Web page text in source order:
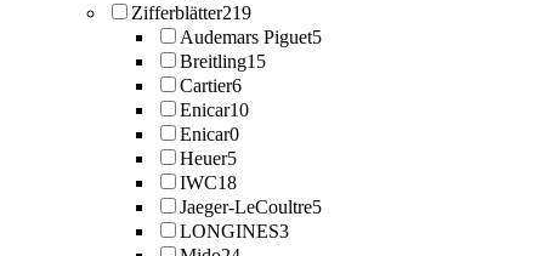
Zifferblätter219
Audemars Piguet5
Breitling15
Cartier6
Enicar10
Enicar0
Heuer5
IWC18
Jaeger-LeCoultre5
LONGINES3